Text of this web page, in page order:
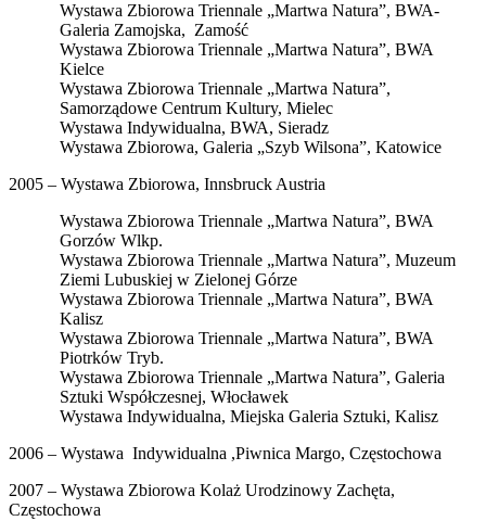
Wystawa Zbiorowa Triennale „Martwa Natura”, BWA-
Galeria Zamojska, Zamość
Wystawa Zbiorowa Triennale „Martwa Natura”, BWA
Kielce
Wystawa Zbiorowa Triennale „Martwa Natura”,
Samorządowe Centrum Kultury, Mielec
Wystawa Indywidualna, BWA, Sieradz
Wystawa Zbiorowa, Galeria „Szyb Wilsona”, Katowice
2005 – Wystawa Zbiorowa, Innsbruck Austria
Wystawa Zbiorowa Triennale „Martwa Natura”, BWA
Gorzów Wlkp.
Wystawa Zbiorowa Triennale „Martwa Natura”, Muzeum
Ziemi Lubuskiej w Zielonej Górze
Wystawa Zbiorowa Triennale „Martwa Natura”, BWA
Kalisz
Wystawa Zbiorowa Triennale „Martwa Natura”, BWA
Piotrków Tryb.
Wystawa Zbiorowa Triennale „Martwa Natura”, Galeria
Sztuki Współczesnej, Włocławek
Wystawa Indywidualna, Miejska Galeria Sztuki, Kalisz
2006 – Wystawa Indywidualna ,Piwnica Margo, Częstochowa
2007 – Wystawa Zbiorowa Kolaż Urodzinowy Zachęta,
Częstochowa